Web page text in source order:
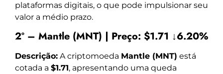
plataformas digitais, o que pode impulsionar seu
valor a médio prazo.
2º – Mantle (MNT) | Preço: $1.71 ↓6.20%
Descrição: A criptomoeda Mantle (MNT) está
cotada a $1.71, apresentando uma queda